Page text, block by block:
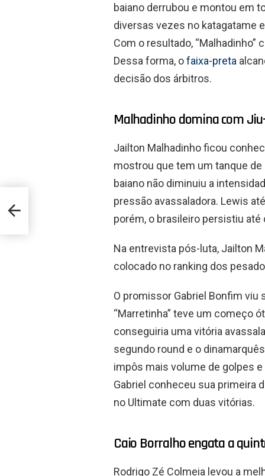
baiano derrubou e montou em
diversas vezes no katagatame
Com o resultado,
Dessa forma, ofaixa-preta
decisão dos árbitros.
Malhadinho domina com
Jailton Malhadinho ficou
mostrou que tem um tanque
baiano não diminuiu a
pressão avassaladora. Lewis
porém, o brasileiro persistiu até
Na entrevista pós-luta, Jailton
colocado no ranking dos
O promissor Gabriel Bonfim viu
“Marretinha” teve um começo
conseguiria uma vitória
segundo round e o
impôs mais volume de golpes
Gabriel conheceu sua primeira
no Ultimate com duas vitórias.
Caio Borralho engata a
Rodrigo Zé Colmeia levou a